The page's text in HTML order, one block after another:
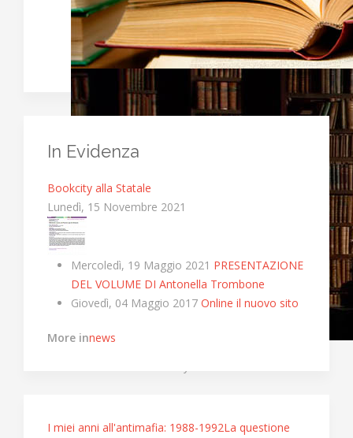
In Evidenza
Bookcity alla Statale
Lunedì, 15 Novembre 2021
Mercoledì, 19 Maggio 2021 PRESENTAZIONE
DEL VOLUME DI Antonella Trombone
Giovedì, 04 Maggio 2017 Online il nuovo sito
More innews
I miei anni all'antimafia: 1988-1992La questione